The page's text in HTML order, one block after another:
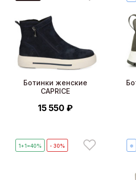
Ботинки женские
CAPRICE
15 550 ₽
1+1=40% - 30% ❄